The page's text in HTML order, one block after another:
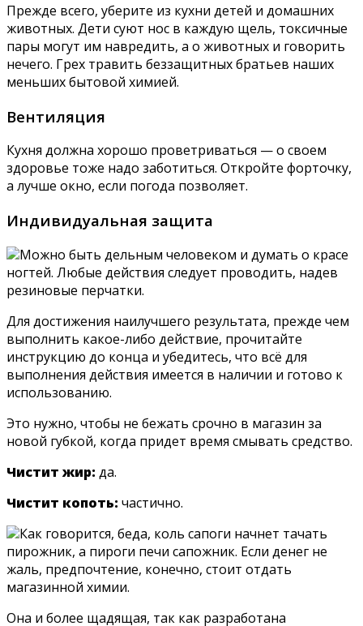
Прежде всего, уберите из кухни детей и домашних
животных. Дети суют нос в каждую щель, токсичные
пары могут им навредить, а о животных и говорить
нечего. Грех травить беззащитных братьев наших
меньших бытовой химией.
Вентиляция
Кухня должна хорошо проветриваться — о своем
здоровье тоже надо заботиться. Откройте форточку,
а лучше окно, если погода позволяет.
Индивидуальная защита
Можно быть дельным человеком и думать о красе
ногтей. Любые действия следует проводить, надев
резиновые перчатки.
Для достижения наилучшего результата, прежде чем
выполнить какое-либо действие, прочитайте
инструкцию до конца и убедитесь, что всё для
выполнения действия имеется в наличии и готово к
использованию.
Это нужно, чтобы не бежать срочно в магазин за
новой губкой, когда придет время смывать средство.
Чистит жир: да.
Чистит копоть: частично.
Как говорится, беда, коль сапоги начнет тачать
пирожник, а пироги печи сапожник. Если денег не
жаль, предпочтение, конечно, стоит отдать
магазинной химии.
Она и более щадящая, так как разработана